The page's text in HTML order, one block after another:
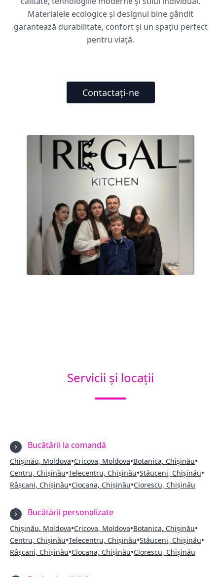
Materialele ecologice și designul bine gândit
garantează durabilitate, confort și un spațiu perfect
pentru viață.
Contactați-ne
Servicii și locații
Bucătării la comandă
Chișinău, Moldova•Cricova, Moldova•Botanica, Chișinău•
Centru, Chișinău•Telecentru, Chișinău•Stăuceni, Chișinău•
Râșcani, Chișinău•Ciocana, Chișinău•Ciorescu, Chișinău
Bucătării personalizate
Chișinău, Moldova•Cricova, Moldova•Botanica, Chișinău•
Centru, Chișinău•Telecentru, Chișinău•Stăuceni, Chișinău•
Râșcani, Chișinău•Ciocana, Chișinău•Ciorescu, Chișinău